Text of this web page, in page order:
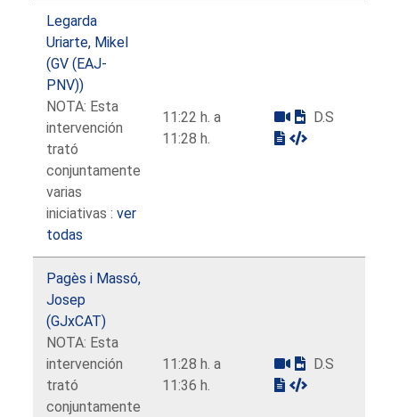
Legarda
Uriarte, Mikel
(GV (EAJ-
PNV))
NOTA: Esta
intervención
trató
conjuntamente
varias
iniciativas :ver
todas
11:22 h. a
11:28 h.
D.S
Pagès i Massó,
Josep
(GJxCAT)
NOTA: Esta
intervención
trató
conjuntamente
11:28 h. a
11:36 h.
D.S